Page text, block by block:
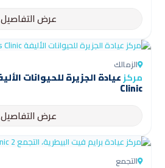
عرض التفاصيل
الزمالك
مركز
Clinic
عرض التفاصيل
التجمع